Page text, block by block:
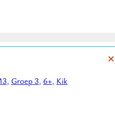
AVI M3, ca. kern 6
, Groep 3, 6+, Kik